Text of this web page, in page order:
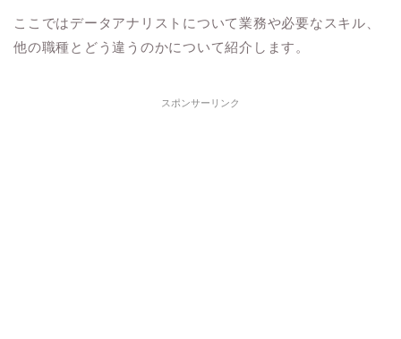
ここではデータアナリストについて業務や必要なスキル、
他の職種とどう違うのかについて紹介します。
スポンサーリンク